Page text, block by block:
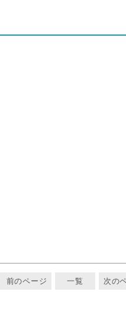
前のページ 一覧 次の